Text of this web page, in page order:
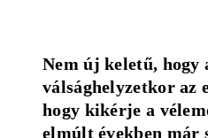
Nem új keletű, hogy
válsághelyzetkor az
hogy kikérje a
elmúlt években már